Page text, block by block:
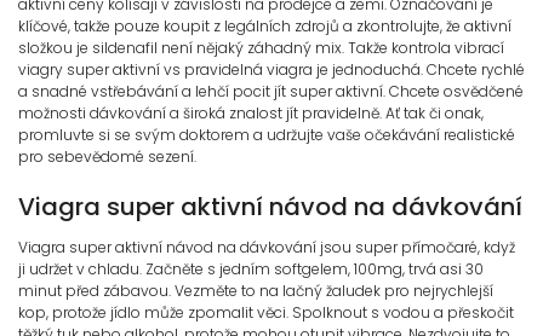
klíčové, takže pouze koupit z legálních zdrojů a zkontrolujte, že aktivní
složkou je sildenafil není nějaký záhadný mix. Takže kontrola vibrací
viagry super aktivní vs pravidelná viagra je jednoduchá. Chcete rychlé
a snadné vstřebávání a lehčí pocit jít super aktivní. Chcete osvědčené
možnosti dávkování a široká znalost jít pravidelně. Ať tak či onak,
promluvte si se svým doktorem a udržujte vaše očekávání realistické
pro sebevědomé sezení.
Viagra super aktivní návod na dávkování
Viagra super aktivní návod na dávkování jsou super přímočaré, když
ji udržet v chladu. Začněte s jedním softgelem, 100mg, trvá asi 30
minut před zábavou. Vezměte to na lačný žaludek pro nejrychlejší
kop, protože jídlo může zpomalit věci. Spolknout s vodou a přeskočit